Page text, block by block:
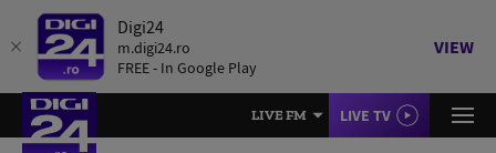
Digi24
m.digi24.ro
FREE - In Google Play
VIEW
LIVE FM LIVE TV